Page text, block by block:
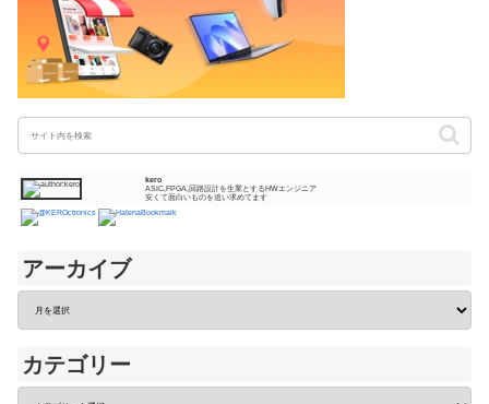
kero
ASIC,FPGA,回路設計を生業とするHWエンジニア
安くて面白いものを追い求めてます
アーカイブ
カテゴリー